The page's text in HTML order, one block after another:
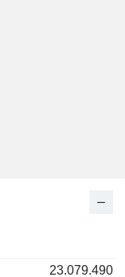
23.079.490